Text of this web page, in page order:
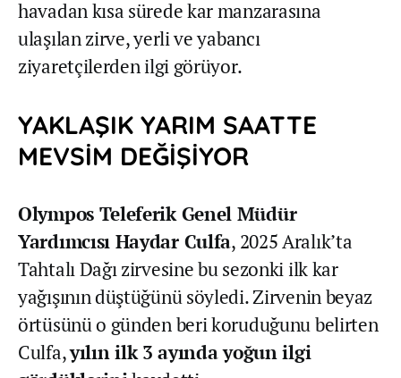
havadan kısa sürede kar manzarasına
ulaşılan zirve, yerli ve yabancı
ziyaretçilerden ilgi görüyor.
YAKLAŞIK YARIM SAATTE
MEVSİM DEĞİŞİYOR
Olympos Teleferik Genel Müdür
Yardımcısı Haydar Culfa, 2025 Aralık’ta
Tahtalı Dağı zirvesine bu sezonki ilk kar
yağışının düştüğünü söyledi. Zirvenin beyaz
örtüsünü o günden beri koruduğunu belirten
Culfa,yılın ilk 3 ayında yoğun ilgi